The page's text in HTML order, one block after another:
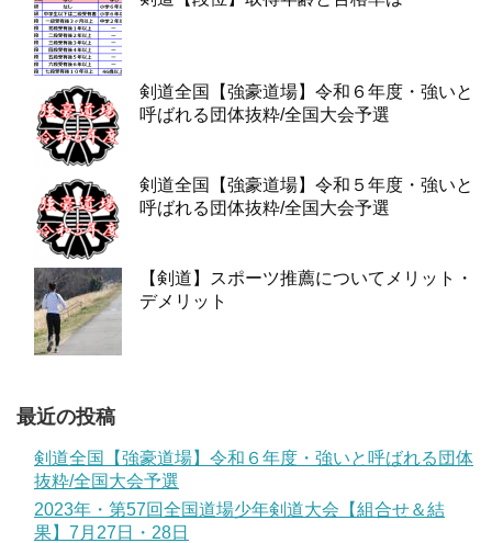
剣道全国【強豪道場】令和６年度・強いと
呼ばれる団体抜粋/全国大会予選
剣道全国【強豪道場】令和５年度・強いと
呼ばれる団体抜粋/全国大会予選
【剣道】スポーツ推薦についてメリット・
デメリット
最近の投稿
剣道全国【強豪道場】令和６年度・強いと呼ばれる団体
抜粋/全国大会予選
2023年・第57回全国道場少年剣道大会【組合せ＆結
果】7月27日・28日